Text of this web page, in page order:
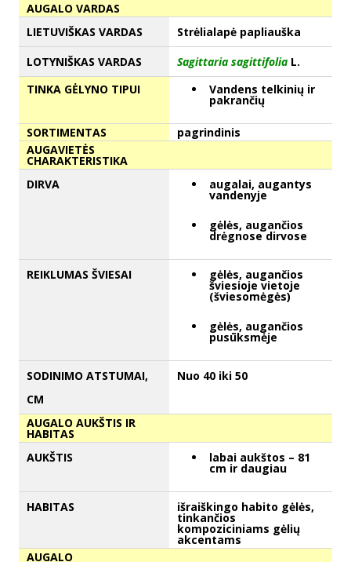
AUGALO VARDAS
LIETUVIŠKAS VARDAS
Strėlialapė papliauška
LOTYNIŠKAS VARDAS
Sagittaria sagittifolia L.
TINKA GĖLYNO TIPUI
Vandens telkinių ir
pakrančių
SORTIMENTAS
pagrindinis
AUGAVIETĖS
CHARAKTERISTIKA
DIRVA
augalai, augantys
vandenyje
gėlės, augančios
drėgnose dirvose
REIKLUMAS ŠVIESAI gėlės, augančios
šviesioje vietoje
(šviesomėgės)
gėlės, augančios
pusūksmėje
SODINIMO ATSTUMAI,
CM
Nuo 40 iki 50
AUGALO AUKŠTIS IR
HABITAS
AUKŠTIS
labai aukštos – 81
cm ir daugiau
HABITAS išraiškingo habito gėlės,
tinkančios
kompoziciniams gėlių
akcentams
AUGALO